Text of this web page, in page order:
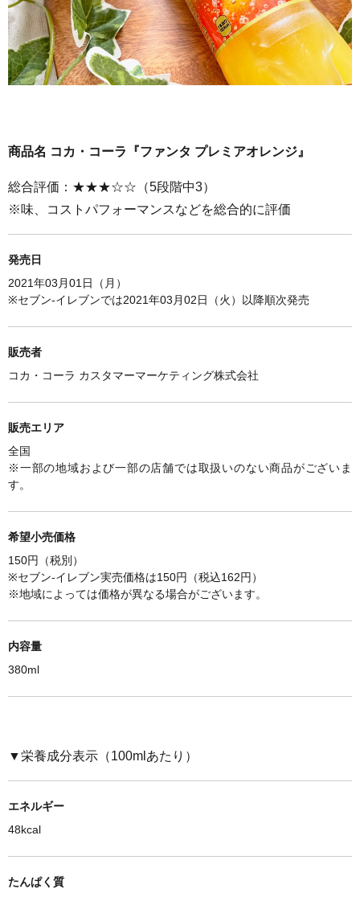
商品名 コカ・コーラ『ファンタ プレミアオレンジ』
総合評価：★★★☆☆（5段階中3）
※味、コストパフォーマンスなどを総合的に評価
発売日
2021年03月01日（月）
※セブン-イレブンでは2021年03月02日（火）以降順次発売
販売者
コカ・コーラ カスタマーマーケティング株式会社
販売エリア
全国
※一部の地域および一部の店舗では取扱いのない商品がございま
す。
希望小売価格
150円（税別）
※セブン-イレブン実売価格は150円（税込162円）
※地域によっては価格が異なる場合がございます。
内容量
380ml
▼栄養成分表示（100mlあたり）
エネルギー
48kcal
たんぱく質